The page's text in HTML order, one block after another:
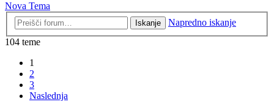
Nova Tema
Iskanje
Napredno iskanje
104 teme
1
2
3
Naslednja